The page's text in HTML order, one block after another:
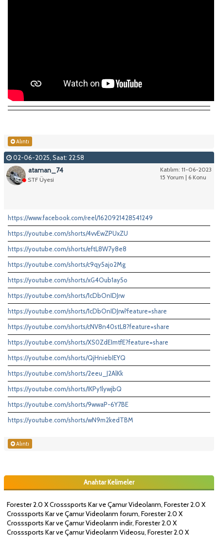
Alıntı
02-06-2025, Saat: 22:58
Katılım: 11-06-2023
15 Yorum | 6 Konu
ataman_74
STF Üyesi
https://www.facebook.com/reel/1620921428541249
https://youtube.com/shorts/4vvEwZPUxZU
https://youtube.com/shorts/eftL8W7y8e8
https://youtube.com/shorts/c9qy5ajo2Mg
https://youtube.com/shorts/xG4Oub1ay5o
https://youtube.com/shorts/1cDbOnIDJrw
https://youtube.com/shorts/1cDbOnIDJrw?feature=share
https://youtube.com/shorts/cNV8n40stL8?feature=share
https://youtube.com/shorts/XS0ZdEImtfE?feature=share
https://youtube.com/shorts/QjHniebIEYQ
https://youtube.com/shorts/2eeu_J2AlKk
https://youtube.com/shorts/IKPy1lywjbQ
https://youtube.com/shorts/9wwaP-6Y7BE
https://youtube.com/shorts/wN9m2kedTBM
Alıntı
Anahtar Kelimeler
Forester 2.0 X Crosssports Kar ve Çamur Videolarım, Forester 2.0 X
Crosssports Kar ve Çamur Videolarım forum, Forester 2.0 X
Crosssports Kar ve Çamur Videolarım indir, Forester 2.0 X
Crosssports Kar ve Çamur Videolarım Videosu, Forester 2.0 X